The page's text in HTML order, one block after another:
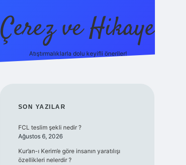
Çerez ve Hikaye
Atıştırmalıklarla dolu keyifli öneriler!
SIDEBAR
SON YAZILAR
FCL teslim şekli nedir ?
Ağustos 6, 2026
Kur’an-ı Kerim’e göre insanın yaratılışı
özellikleri nelerdir ?